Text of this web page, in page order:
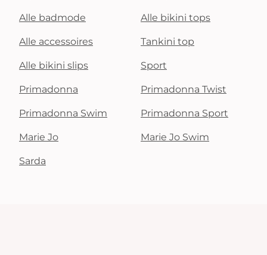
Alle badmode Alle bikini tops
Alle accessoires Tankini top
Alle bikini slips Sport
Primadonna Primadonna Twist
Primadonna Swim Primadonna Sport
Marie Jo Marie Jo Swim
Sarda